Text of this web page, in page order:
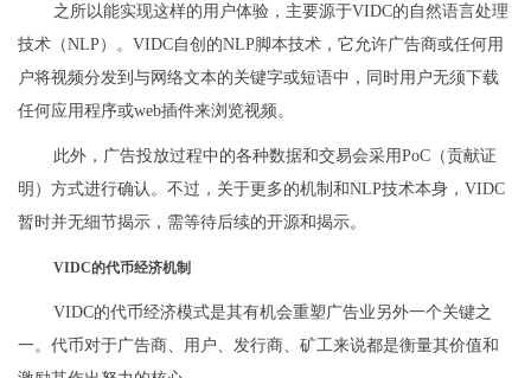
之所以能实现这样的用户体验，主要源于VIDC的自然语言处理
技术（NLP）。VIDC自创的NLP脚本技术，它允许广告商或任何用
户将视频分发到与网络文本的关键字或短语中，同时用户无须下载
任何应用程序或web插件来浏览视频。
此外，广告投放过程中的各种数据和交易会采用PoC（贡献证
明）方式进行确认。不过，关于更多的机制和NLP技术本身，VIDC
暂时并无细节揭示，需等待后续的开源和揭示。
VIDC的代币经济机制
VIDC的代币经济模式是其有机会重塑广告业另外一个关键之
一。代币对于广告商、用户、发行商、矿工来说都是衡量其价值和